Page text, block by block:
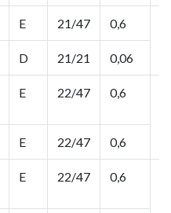
E 21/47 0,6
D 21/21 0,06
E 22/47 0,6
E 22/47 0,6
E 22/47 0,6